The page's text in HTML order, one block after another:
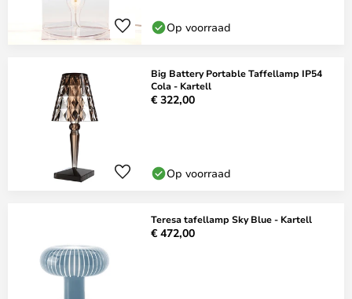
Op voorraad
Big Battery Portable Taffellamp IP54
Cola - Kartell
€ 322,00
Op voorraad
Teresa tafellamp Sky Blue - Kartell
€ 472,00